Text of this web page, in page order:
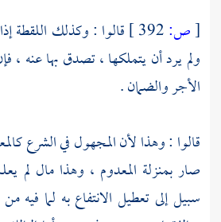
[ص:
قالوا : وكذلك اللقطة
ولم يرد أن يتملكها ، تصدق بها عنه ،
الأجر والضمان .
قالوا : وهذا لأن المجهول في الشرع
صار بمنزلة المعدوم ، وهذا مال لم
سبيل إلى تعطيل الانتفاع به لما فيه